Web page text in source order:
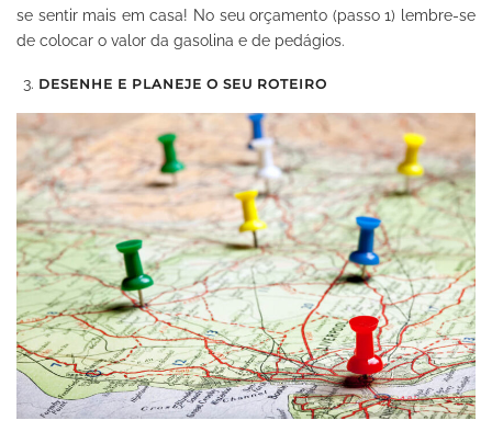
se sentir mais em casa! No seu orçamento (passo 1) lembre-se
de colocar o valor da gasolina e de pedágios.
DESENHE E PLANEJE O SEU ROTEIRO